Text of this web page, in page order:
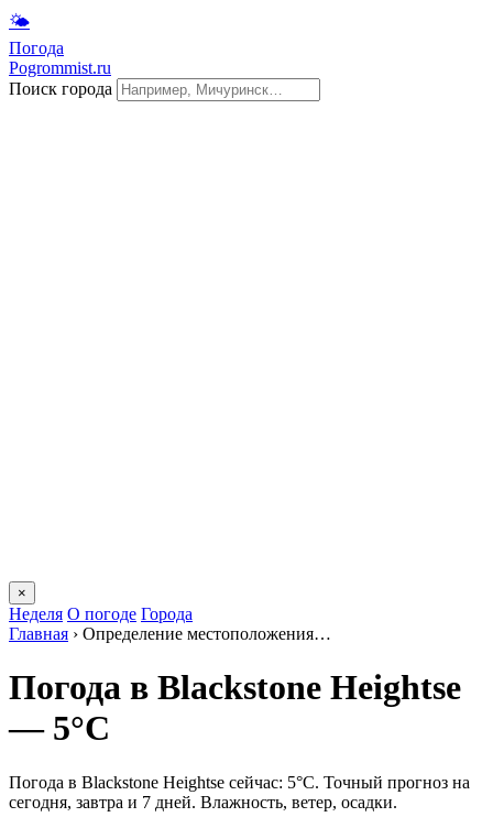
🌤
Погода
Pogrommist.ru
Поиск города
×
Неделя О погоде Города
Главная › Определение местоположения…
Погода в Blackstone Heightsе
— 5°C
Погода в Blackstone Heightsе сейчас: 5°C. Точный прогноз на
сегодня, завтра и 7 дней. Влажность, ветер, осадки.